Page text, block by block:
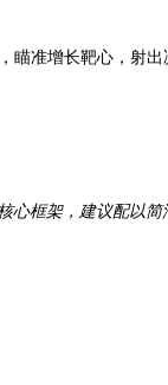
瞄准增长靶心，射出
心框架，建议配以